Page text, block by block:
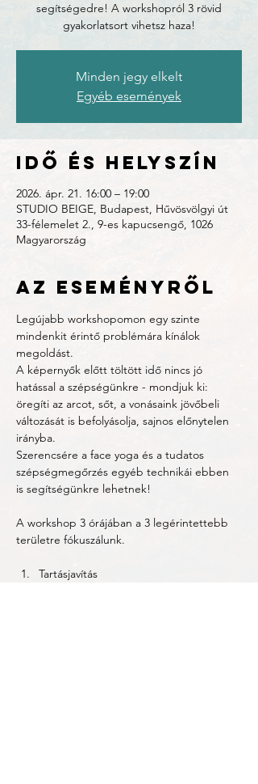
segítségedre! A workshopról 3 rövid
gyakorlatsort vihetsz haza!
Minden jegy elkelt
Egyéb események
Idő és helyszín
2026. ápr. 21. 16:00 – 19:00
STUDIO BEIGE, Budapest, Hűvösvölgyi út
33-félemelet 2., 9-es kapucsengő, 1026
Magyarország
Az eseményről
Legújabb workshopomon egy szinte
mindenkit érintő problémára kínálok
megoldást.
A képernyők előtt töltött idő nincs jó
hatással a szépségünkre - mondjuk ki:
öregíti az arcot, sőt, a vonásaink jövőbeli
változását is befolyásolja, sajnos előnytelen
irányba.
Szerencsére a face yoga és a tudatos
szépségmegőrzés egyéb technikái ebben
is segítségünkre lehetnek!
A workshop 3 órájában a 3 legérintettebb
területre fókuszálunk.
Tartásjavítás